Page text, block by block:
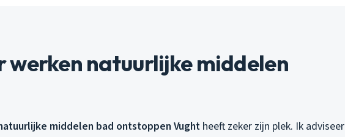
werken natuurlijke middelen
middelen bad ontstoppen Vught heeft zeker zijn plek. Ik adviseer